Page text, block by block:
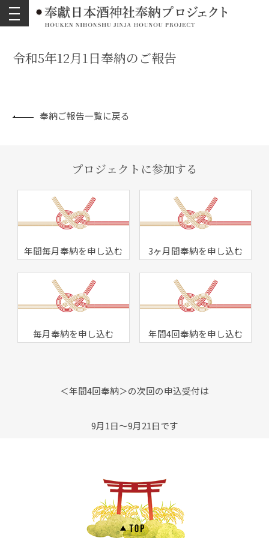
toggle
navigation
令和5年12月1日奉納のご報告
奉納ご報告一覧に戻る
プロジェクトに参加する
年間毎月奉納を申し込む 3ヶ月間奉納を申し込む
毎月奉納を申し込む 年間4回奉納を申し込む
＜年間4回奉納＞の次回の申込受付は
9月1日～9月21日です